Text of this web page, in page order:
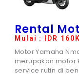
Rental
Mulai : IDR
Motor Yamaha
merupakan motor
service rutin di